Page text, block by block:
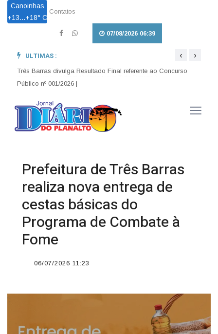
Canoinhas
+13...+18° C
Contatos
07/08/2026 06:39
ULTIMAS :
Três Barras divulga Resultado Final referente ao Concurso
Público nº 001/2026 |
Obras que transformam: Infraestrutura avança no interior e
garante mais trafegabilidade para Três Barras |
‹ ›
Prefeitura de Três Barras
realiza nova entrega de
cestas básicas do
Programa de Combate à
Fome
06/07/2026 11:23
';